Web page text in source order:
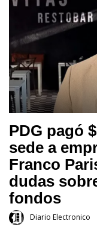
PDG pagó
sede a
Franco
dudas
fondos
Diario Electronico